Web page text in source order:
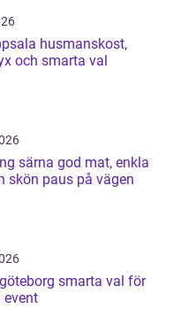
och smarta val
god mat, enkla
skön paus på vägen
smarta val för
event